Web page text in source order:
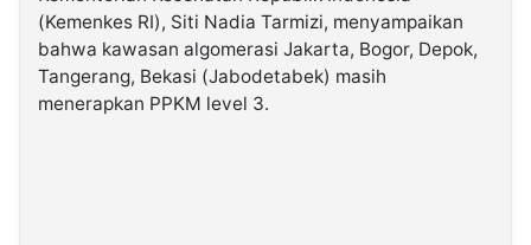
Kabarbaru.co
2026
(Kemenkes RI), Siti Nadia Tarmizi, menyampaikan
bahwa kawasan algomerasi Jakarta, Bogor, Depok,
Tangerang, Bekasi (Jabodetabek) masih
menerapkan PPKM level 3.